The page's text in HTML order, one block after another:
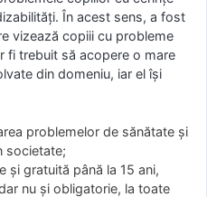
În acest sens, a fost
vizează copiii cu probleme
fi trebuit să acopere o mare
din domeniu, iar el își
problemelor de sănătate și
societate;
și gratuită până la 15 ani,
nu și obligatorie, la toate